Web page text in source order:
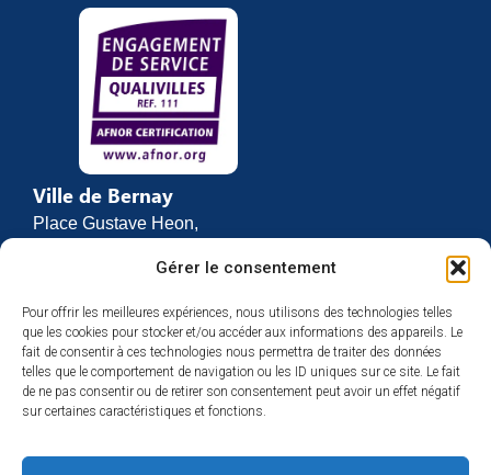
Gérer le consentement
Pour offrir les meilleures expériences, nous utilisons des technologies telles
que les cookies pour stocker et/ou accéder aux informations des appareils. Le
fait de consentir à ces technologies nous permettra de traiter des données
telles que le comportement de navigation ou les ID uniques sur ce site. Le fait
de ne pas consentir ou de retirer son consentement peut avoir un effet négatif
sur certaines caractéristiques et fonctions.
Ville de Bernay
Place Gustave Heon,
27307 BERNAY
02 32 46 63 00
Contact
Horaires d’ouverture
Du lundi au vendredi :
et de 13h30 à 17h